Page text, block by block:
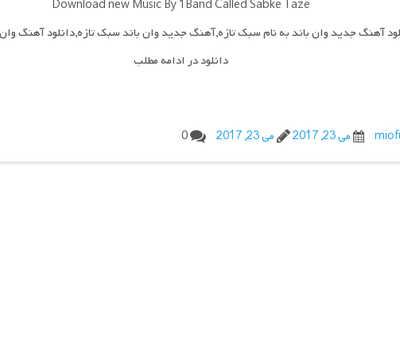
Download new Music By 1Band Called Sabke Taze
دانلود در ادامه مطلب
می 23, 2017 می 23, 2017 0